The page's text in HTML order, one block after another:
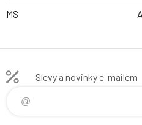
MS
Slevy a novinky e-mailem